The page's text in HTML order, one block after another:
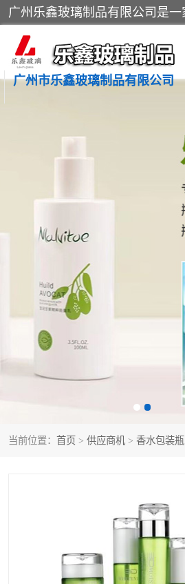
广州市乐鑫玻璃制品有限公司
当前位置： 首页 > 供应商机 > 香水包装瓶
化妆品包装瓶
拉管瓶